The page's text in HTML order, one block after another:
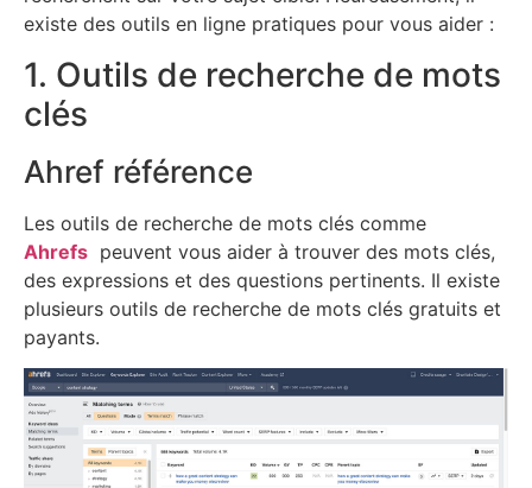
existe des outils en ligne pratiques pour vous aider :
1. Outils de recherche de mots
clés
Ahref référence
Les outils de recherche de mots clés comme
Ahrefs peuvent vous aider à trouver des mots clés,
des expressions et des questions pertinents. Il existe
plusieurs outils de recherche de mots clés gratuits et
payants.